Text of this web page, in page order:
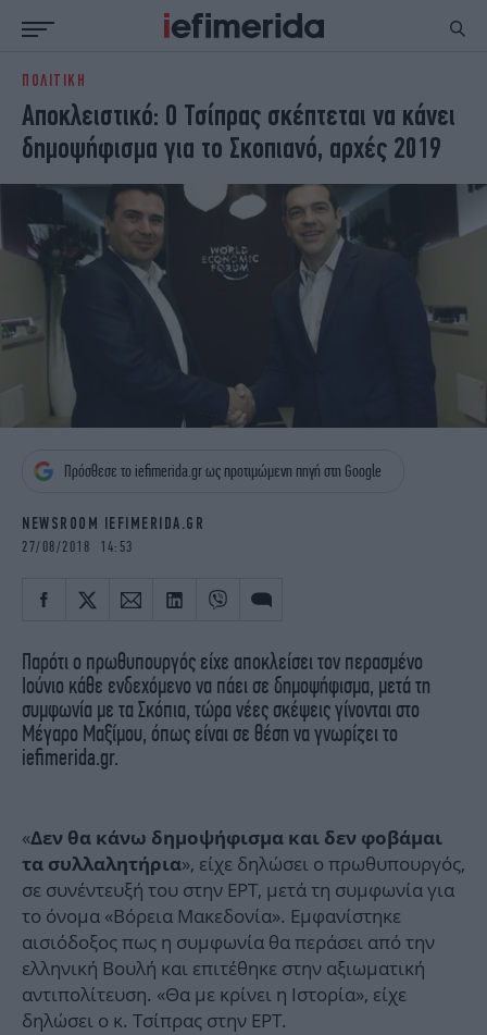
ΕΙΔΗΣΕΙΣ
NON PAPER
ΕΛΛΑΔΑ
ΟΙΚΟΝΟΜΙΑ
ΚΟΣΜΟΣ
ΠΟΛΙΤΙΣΜΟΣ
ΠΑΝΕΛΛΗΝΙΕΣ
ΣΠΟΡ
ΓΥΝΑΙΚΑ
ENGLISH EDITION
ΠΟΛΗ
STORIES
TRAVEL
ΤΕΧΝΟΛΟΓΙΑ
ΥΓΕΙΑ
DESIGN
EURO
iOPINIONS
iGASTRONOMIE
OSCARS
ΠΟΛΙΤΙΚΗ
Αποκλειστικό: Ο Τσίπρας σκέπτεται να κάνει
δημοψήφισμα για το Σκοπιανό, αρχές 2019
Πρόσθεσε το iefimerida.gr ως προτιμώμενη πηγή στη Google
NEWSROOM IEFIMERIDA.GR
27/08/2018 14:53
Παρότι ο πρωθυπουργός είχε αποκλείσει τον περασμένο
Ιούνιο κάθε ενδεχόμενο να πάει σε δημοψήφισμα, μετά τη
συμφωνία με τα Σκόπια, τώρα νέες σκέψεις γίνονται στο
Μέγαρο Μαξίμου, όπως είναι σε θέση να γνωρίζει το
iefimerida.gr.
«Δεν θα κάνω δημοψήφισμα και δεν φοβάμαι
τα συλλαλητήρια», είχε δηλώσει ο πρωθυπουργός,
σε συνέντευξή του στην ΕΡΤ, μετά τη συμφωνία για
το όνομα «Βόρεια Μακεδονία». Εμφανίστηκε
αισιόδοξος πως η συμφωνία θα περάσει από την
ελληνική Βουλή και επιτέθηκε στην αξιωματική
αντιπολίτευση. «Θα με κρίνει η Ιστορία», είχε
δηλώσει ο κ. Τσίπρας στην ΕΡΤ.